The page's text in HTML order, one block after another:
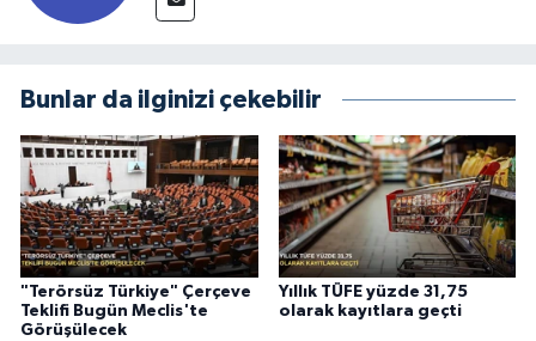
Bunlar da ilginizi çekebilir
"Terörsüz Türkiye" Çerçeve
Teklifi Bugün Meclis'te
Görüşülecek
Yıllık TÜFE yüzde 31,75
olarak kayıtlara geçti